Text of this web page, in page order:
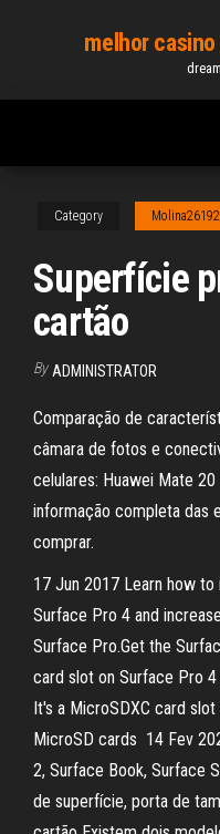
content
melhor
Category Molina26192
Superfície
cartão
By ADMINISTRATOR
Comparação de
câmara de fotos e
celulares: Huawei Mate
informação completa das
comprar.
17 Jun 2017 Learn how
Surface Pro 4 and
Surface Pro.Get the
card slot on Surface Pro
It's a MicroSDXC card
MicroSD cards 14 Fev
2, Surface Book, Surface
de superfície, porta de